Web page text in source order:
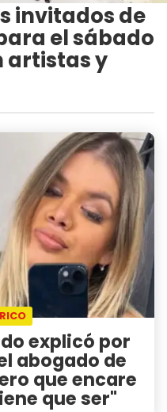
invitados de
el sábado
artistas y
explicó por
abogado de
que encare
que ser"